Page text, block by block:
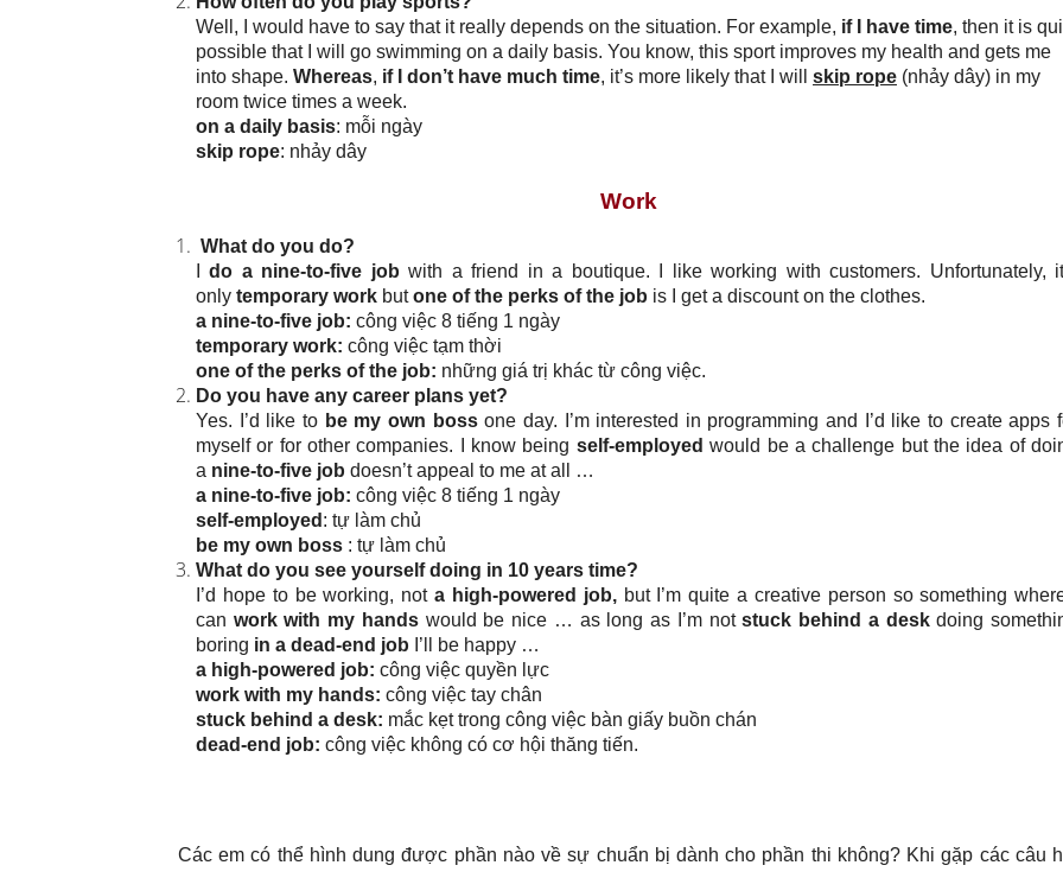
Well, I would have to say that it really depends on the situation. For example, if I have time, then it is
possible that I will go swimming on a daily basis. You know, this sport improves my health and gets me
into shape. Whereas, if I don’t have much time, it’s more likely that I will skip rope (nhảy dây) in my
room twice times a week.
on a daily basis: mỗi ngày
skip rope: nhảy dây
Work
What do you do?
Ido a nine-to-five job with a friend in a boutique. I like working with customers. Unfortunately,
only temporary work butone of the perks of the job is I get a discount on the clothes.
a nine-to-five job: công việc 8 tiếng 1 ngày
temporary work: công việc tạm thời
one of the perks of the job: những giá trị khác từ công việc.
Do you have any career plans yet?
Yes. I’d like to be my own bossone day. I’m interested in programming and I’d like to create apps
myself or for other companies. I know being self-employed would be a challenge but the idea of
a nine-to-five job doesn’t appeal to me at all …
a nine-to-five job: công việc 8 tiếng 1 ngày
self-employed : tự làm chủ
be my own boss : tự làm chủ
What do you see yourself doing in 10 years time?
I’d hope to be working, not a high-powered job, but I’m quite a creative person so something
can work with my handswould be nice … as long as I’m notstuck behind a desk doing
boring in a dead-end job I’ll be happy …
a high-powered job: công việc quyền lực
work with my hands: công việc tay chân
stuck behind a desk: mắc kẹt trong công việc bàn giấy buồn chán
dead-end job: công việc không có cơ hội thăng tiến.
Các em có thể hình dung được phần nào về sự chuẩn bị dành cho phần thi không? Khi gặp các câu